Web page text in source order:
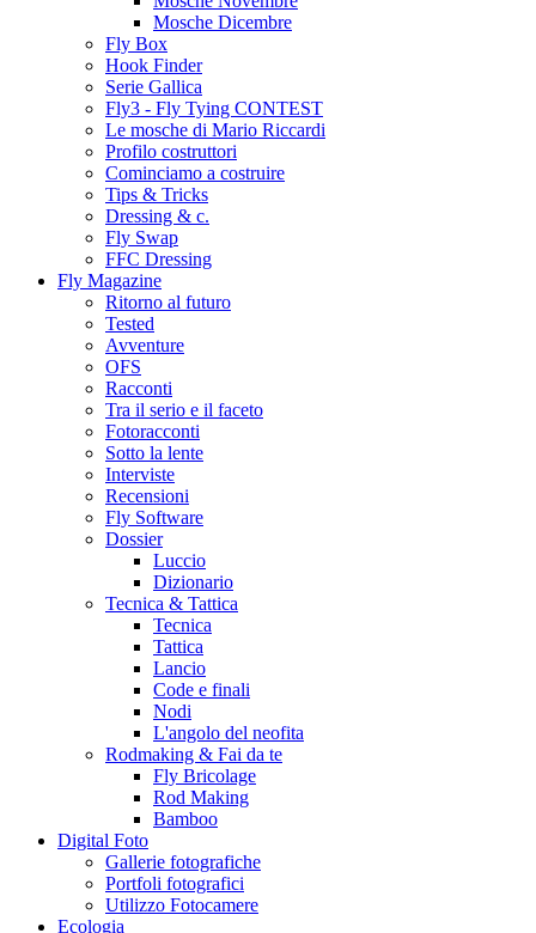
Mosche Dicembre
Fly Box
Hook Finder
Serie Gallica
Fly3 - Fly Tying CONTEST
Le mosche di Mario Riccardi
Profilo costruttori
Cominciamo a costruire
Tips & Tricks
Dressing & c.
Fly Swap
FFC Dressing
Fly Magazine
Ritorno al futuro
Tested
Avventure
OFS
Racconti
Tra il serio e il faceto
Fotoracconti
Sotto la lente
Interviste
Recensioni
Fly Software
Dossier
Luccio
Dizionario
Tecnica & Tattica
Tecnica
Tattica
Lancio
Code e finali
Nodi
L'angolo del neofita
Rodmaking & Fai da te
Fly Bricolage
Rod Making
Bamboo
Digital Foto
Gallerie fotografiche
Portfoli fotografici
Utilizzo Fotocamere
Ecologia